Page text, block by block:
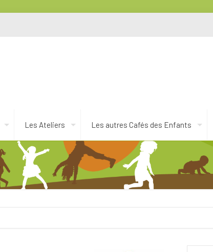
Les Ateliers Les autres Cafés des Enfants